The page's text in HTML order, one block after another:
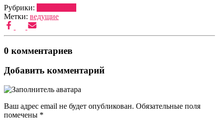
Рубрики:
Метки: ведущие
0 комментариев
Добавить комментарий
Ваш адрес email не будет опубликован. Обязательные поля
помечены *